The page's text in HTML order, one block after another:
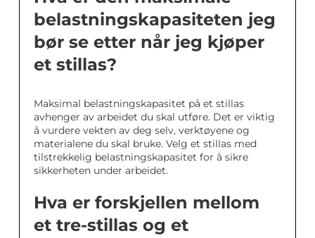
belastningskapasiteten jeg
bør se etter når jeg kjøper
et stillas?
Maksimal belastningskapasitet på et stillas
avhenger av arbeidet du skal utføre. Det er viktig
å vurdere vekten av deg selv, verktøyene og
materialene du skal bruke. Velg et stillas med
tilstrekkelig belastningskapasitet for å sikre
sikkerheten under arbeidet.
Hva er forskjellen mellom
et tre-stillas og et